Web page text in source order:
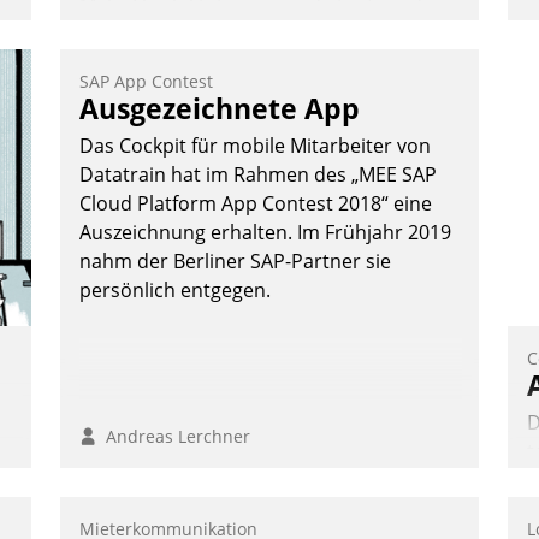
Mitarbeiter von Datatrain. Die meravis
Wohnungsbau- und Immobilien GmbH
hat sich dabei für den Betrieb der Lösung
über die SAP Cloud Platform entschieden
- als erstes Unternehmen am
Wohnungsmarkt.
Andreas Lerchner
SAP App Contest
Ausgezeichnete App
Das Cockpit für mobile Mitarbeiter von
Datatrain hat im Rahmen des „MEE SAP
Cloud Platform App Contest 2018“ eine
Auszeichnung erhalten. Im Frühjahr 2019
nahm der Berliner SAP-Partner sie
persönlich entgegen.
Andreas Lerchner
Mieterkommunikation